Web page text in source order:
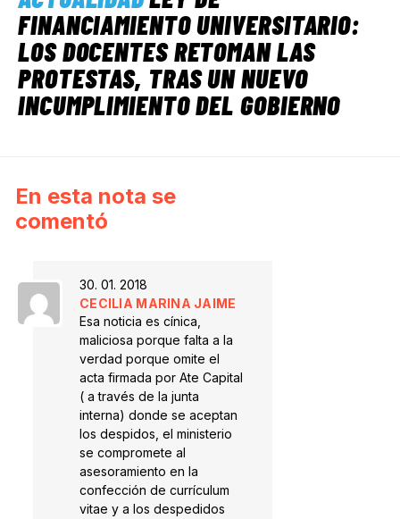
FINANCIAMIENTO UNIVERSITARIO:
LOS DOCENTES RETOMAN LAS
PROTESTAS, TRAS UN NUEVO
INCUMPLIMIENTO DEL GOBIERNO
En esta nota se
comentó
30. 01. 2018
CECILIA MARINA JAIME
Esa noticia es cínica,
maliciosa porque falta a la
verdad porque omite el
acta firmada por Ate Capital
( a través de la junta
interna) donde se aceptan
los despidos, el ministerio
se compromete al
asesoramiento en la
confección de currículum
vitae y a los despedidos